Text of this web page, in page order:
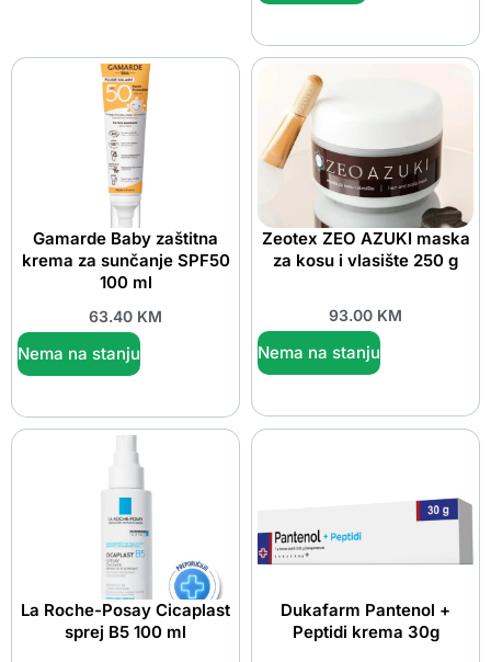
Gamarde Baby zaštitna
krema za sunčanje SPF50
100 ml
63.40 KM
Nema na stanju
Zeotex ZEO AZUKI maska
za kosu i vlasište 250 g
93.00 KM
Nema na stanju
La Roche-Posay Cicaplast
sprej B5 100 ml
Dukafarm Pantenol +
Peptidi krema 30g